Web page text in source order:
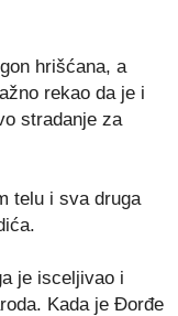
hrišćana, a
rekao da je i
stradanje za
telu i sva druga
je isceljivao i
Kada je Đorđe